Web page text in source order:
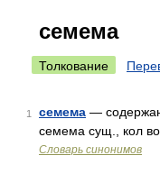
семема
Толкование
1 семема —
семема сущ., кол
Словарь синонимов